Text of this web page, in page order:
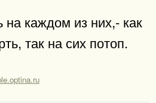
на каждом из них,- как
так на сих потоп.